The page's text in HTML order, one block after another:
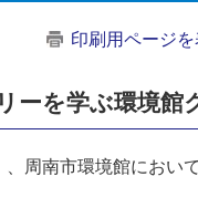
印刷用ページ
ーを学ぶ環境館
周南市環境館におい